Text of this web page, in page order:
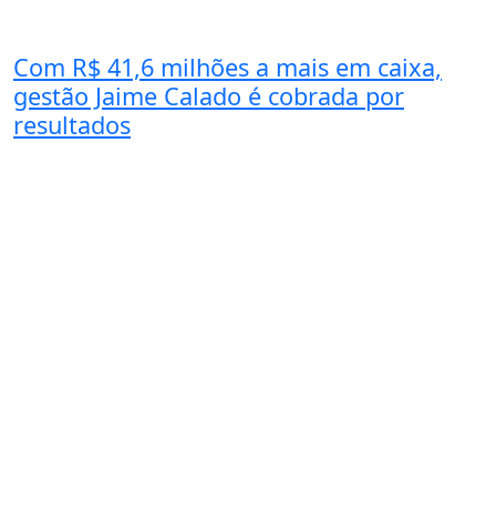
Com R$ 41,6 milhões a mais em caixa,
gestão Jaime Calado é cobrada por
resultados